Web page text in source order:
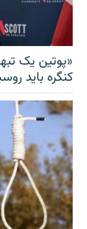
«پوتین یک
کنگره باید